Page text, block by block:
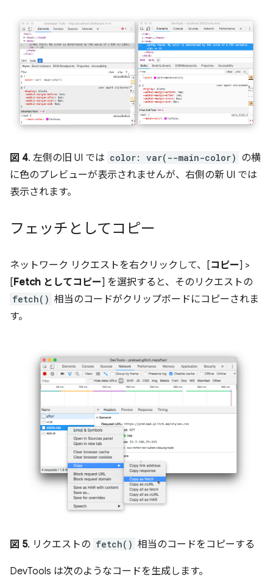
図 4. 左側の旧 UI では color: var(--main-color) の横
に色のプレビューが表示されませんが、右側の新 UI では
表示されます。
フェッチとしてコピー
ネットワーク リクエストを右クリックして、[コピー] >
[Fetch としてコピー] を選択すると、そのリクエストの
fetch() 相当のコードがクリップボードにコピーされま
す。
図 5. リクエストの fetch() 相当のコードをコピーする
DevTools は次のようなコードを生成します。